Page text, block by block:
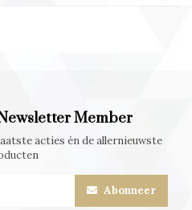
Member
acties én de allernieuwste
Abonneer